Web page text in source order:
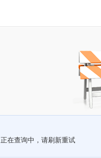
正在查询中，请刷新重试